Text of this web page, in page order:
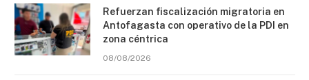
Refuerzan fiscalización migratoria en
Antofagasta con operativo de la PDI en
zona céntrica
08/08/2026